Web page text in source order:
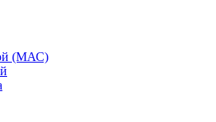
(МАС)